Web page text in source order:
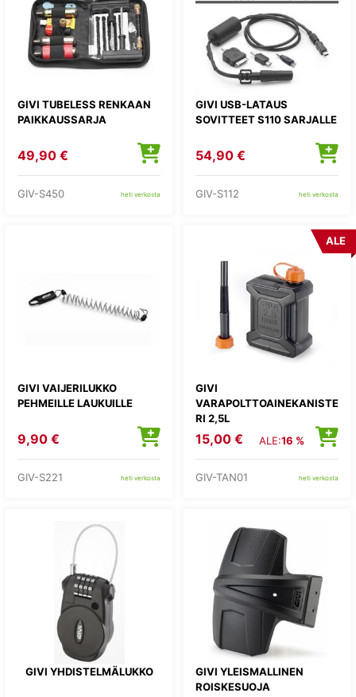
GIVI TUBELESS RENKAAN
PAIKKAUSSARJA
49,90 €
GIV-S450 heti verkosta
GIVI USB-LATAUS
SOVITTEET S110 SARJALLE
54,90 €
GIV-S112 heti verkosta
GIVI VAIJERILUKKO
PEHMEILLE LAUKUILLE
9,90 €
GIV-S221 heti verkosta
GIVI
VARAPOLTTOAINEKANISTE
RI 2,5L
ALE
15,00 € ALE:16 %
GIV-TAN01 heti verkosta
GIVI YHDISTELMÄLUKKO
GIVI YLEISMALLINEN
ROISKESUOJA